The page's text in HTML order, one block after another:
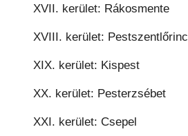
XVII. kerület: Rákosmente
XVIII. kerület: Pestszentlőrinc
XIX. kerület: Kispest
XX. kerület: Pesterzsébet
XXI. kerület: Csepel